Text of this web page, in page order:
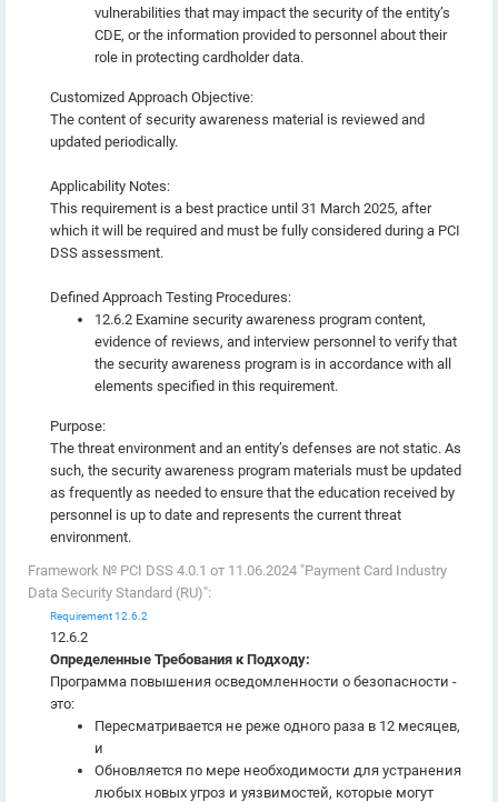
vulnerabilities that may impact the security of the entity’s
CDE, or the information provided to personnel about their
role in protecting cardholder data.
Customized Approach Objective:
The content of security awareness material is reviewed and
updated periodically.
Applicability Notes:
This requirement is a best practice until 31 March 2025, after
which it will be required and must be fully considered during a PCI
DSS assessment.
Defined Approach Testing Procedures:
12.6.2 Examine security awareness program content,
evidence of reviews, and interview personnel to verify that
the security awareness program is in accordance with all
elements specified in this requirement.
Purpose:
The threat environment and an entity’s defenses are not static. As
such, the security awareness program materials must be updated
as frequently as needed to ensure that the education received by
personnel is up to date and represents the current threat
environment.
Framework № PCI DSS 4.0.1 от 11.06.2024 "Payment Card Industry
Data Security Standard (RU)":
Requirement 12.6.2
12.6.2
Определенные Требования к Подходу:
Программа повышения осведомленности о безопасности -
это:
Пересматривается не реже одного раза в 12 месяцев,
и
Обновляется по мере необходимости для устранения
любых новых угроз и уязвимостей, которые могут